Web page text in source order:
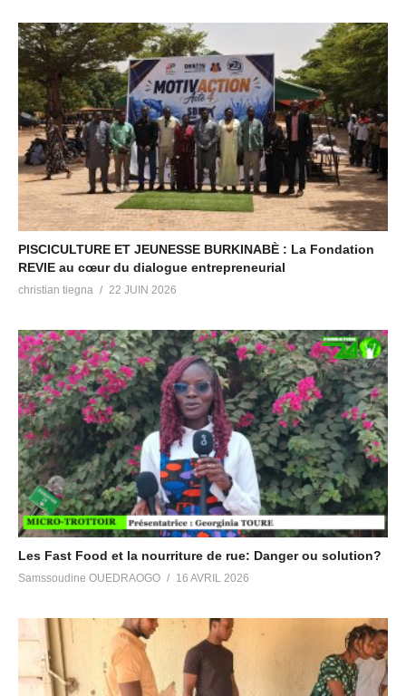
PISCICULTURE ET JEUNESSE BURKINABÈ : La Fondation
REVIE au cœur du dialogue entrepreneurial
christian tiegna 22 JUIN 2026
Les Fast Food et la nourriture de rue: Danger ou solution?
Samssoudine OUEDRAOGO 16 AVRIL 2026